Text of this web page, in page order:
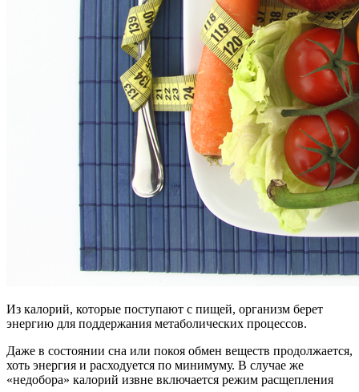
Из калорий, которые поступают с пищей, организм берет
энергию для поддержания метаболических процессов.
Даже в состоянии сна или покоя обмен веществ продолжается,
хоть энергия и расходуется по минимуму. В случае же
«недобора» калорий извне включается режим расщепления